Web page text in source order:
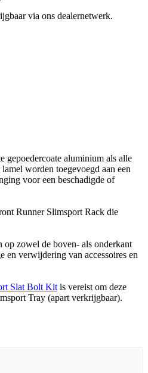
via ons dealernetwerk.
gepoedercoate aluminium als alle
worden toegevoegd aan een
voor een beschadigde of
Runner Slimsport Rack die
zowel de boven- als onderkant
en verwijdering van accessoires en
Slat Bolt Kit is vereist om deze
Tray (apart verkrijgbaar).